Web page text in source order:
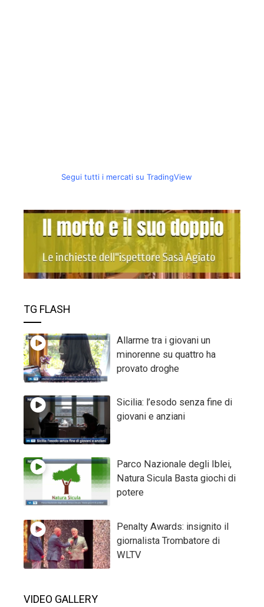
Segui tutti i mercati su TradingView
TG FLASH
Allarme tra i giovani un
minorenne su quattro ha
provato droghe
Sicilia: l’esodo senza fine di
giovani e anziani
Parco Nazionale degli Iblei,
Natura Sicula Basta giochi di
potere
Penalty Awards: insignito il
giornalista Trombatore di
WLTV
VIDEO GALLERY